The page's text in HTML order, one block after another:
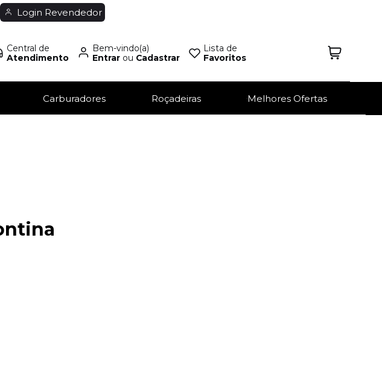
Login Revendedor
Central de
Atendimento
Bem-vindo(a)
Entrarou Cadastrar
Lista de
Favoritos
Carburadores Roçadeiras Melhores Ofertas